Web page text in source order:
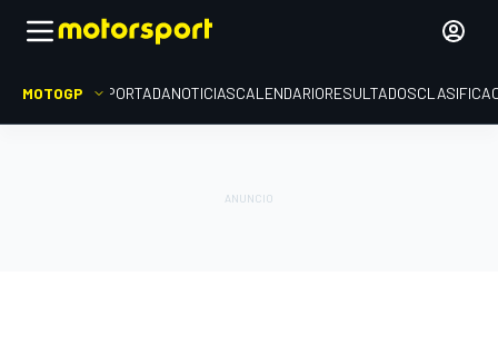
MOTOGP PORTADANOTICIASCALENDARIORESULTADOS